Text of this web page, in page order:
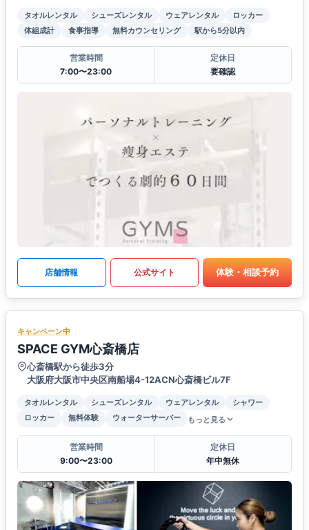
タオルレンタル シューズレンタル ウェアレンタル
ロッカー
体組成計
食事指導 無料カウンセリング 駅から5分以内
営業時間
7:00〜23:00
定休日
要確認
店舗情報 公式サイト 体験・相談予約
キャンペーン中
SPACE GYM心斎橋店
心斎橋駅から徒歩3分
大阪府大阪市中央区南船場4-12ACN心斎橋ビル7F
タオルレンタル シューズレンタル ウェアレンタル
シャワー
ロッカー
無料体験 ウォーターサーバー もっと見る
営業時間
9:00〜23:00
定休日
年中無休